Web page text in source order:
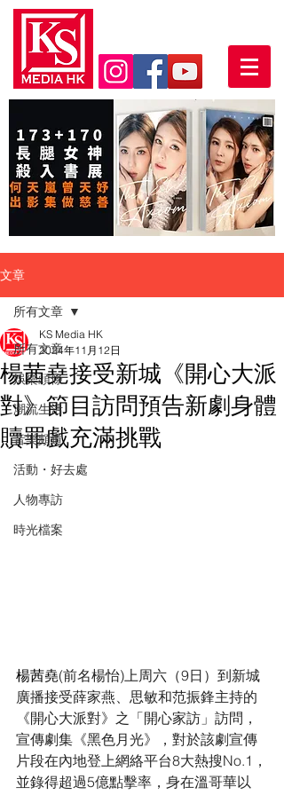
文章
所有文章
娛樂頭條
潮流生活
音樂頻道
活動・好去處
人物專訪
時光檔案
所有文章
楊茜堯接受新城《開心大派
對》節目訪問預告新劇身體
贖罪戲充滿挑戰
KS Media HK
2024年11月12日
楊茜堯(前名楊怡)上周六（9日）到新城
廣播接受薛家燕、思敏和范振鋒主持的
《開心大派對》之「開心家訪」訪問，
宣傳劇集《黑色月光》，對於該劇宣傳
片段在內地登上網絡平台8大熱搜No.1，
並錄得超過5億點擊率，身在溫哥華以